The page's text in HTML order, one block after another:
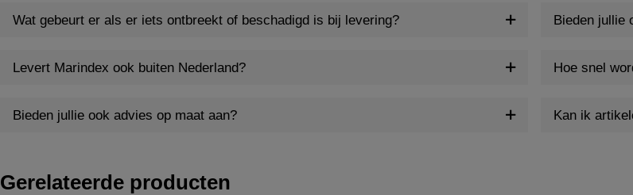
Wat gebeurt er als er iets ontbreekt of beschadigd is bij levering?
Levert Marindex ook buiten Nederland?
Bieden jullie ook advies op maat aan?
Bieden jullie
Hoe snel
Kan ik
Gerelateerde producten